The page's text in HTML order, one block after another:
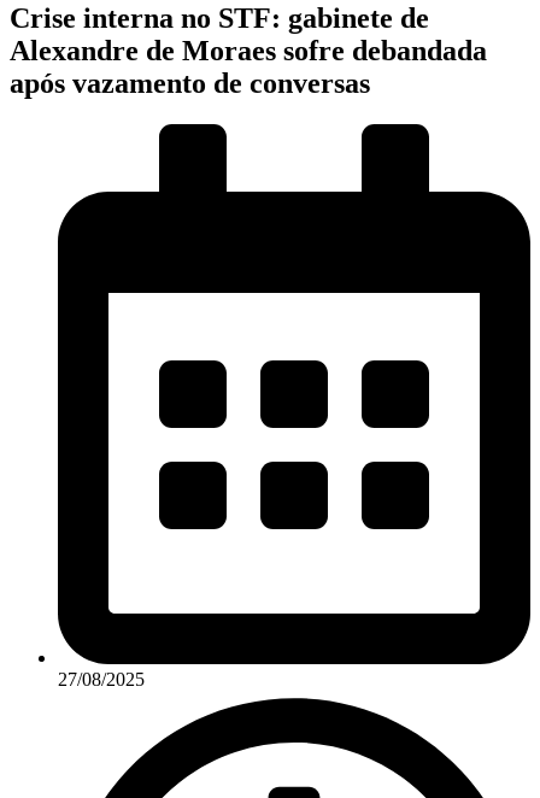
Crise interna no STF: gabinete de
Alexandre de Moraes sofre debandada
após vazamento de conversas
27/08/2025